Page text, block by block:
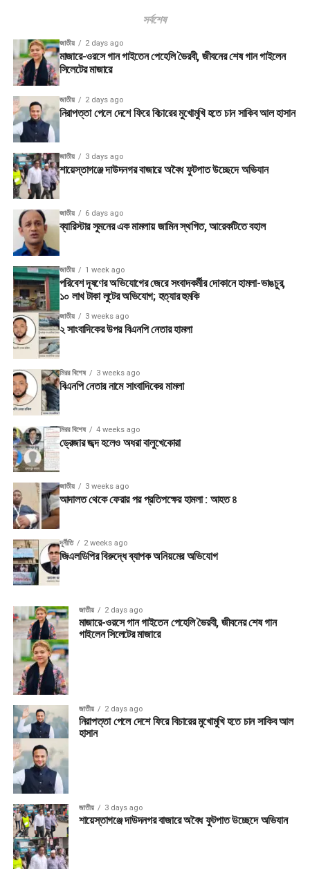
সর্বশেষ
জাতীয় 2 days ago
মাজারে-ওরসে গান গাইতেন পেহেলি ভৈরবী, জীবনের শেষ গান গাইলেন
সিলেটের মাজারে
জাতীয় 2 days ago
নিরাপত্তা পেলে দেশে ফিরে বিচারের মুখোমুখি হতে চান সাকিব আল হাসান
জাতীয় 3 days ago
শায়েস্তাগঞ্জে দাউদনগর বাজারে অবৈধ ফুটপাত উচ্ছেদে অভিযান
জাতীয় 6 days ago
ব্যারিস্টার সুমনের এক মামলায় জামিন স্থগিত, আরেকটিতে বহাল
জাতীয় 1 week ago
পরিবেশ দূষণের অভিযোগের জেরে সংবাদকর্মীর দোকানে হামলা-ভাঙচুর,
১০ লাখ টাকা লুটের অভিযোগ; হত্যার হুমকি
জাতীয় 3 weeks ago
২ সাংবাদিকের উপর বিএনপি নেতার হামলা
মিরর বিশেষ 3 weeks ago
বিএনপি নেতার নামে সাংবাদিকের মামলা
মিরর বিশেষ 4 weeks ago
ড্রেজার জব্দ হলেও অধরা বালুখেকোরা
জাতীয় 3 weeks ago
আদালত থেকে ফেরার পর প্রতিপক্ষের হামলা : আহত ৪
দূর্নীতি 2 weeks ago
জিএলডিপির বিরুদ্ধে ব্যাপক অনিয়মের অভিযোগ
জাতীয় 2 days ago
মাজারে-ওরসে গান গাইতেন পেহেলি ভৈরবী, জীবনের শেষ গান
গাইলেন সিলেটের মাজারে
জাতীয় 2 days ago
নিরাপত্তা পেলে দেশে ফিরে বিচারের মুখোমুখি হতে চান সাকিব আল
হাসান
জাতীয় 3 days ago
শায়েস্তাগঞ্জে দাউদনগর বাজারে অবৈধ ফুটপাত উচ্ছেদে অভিযান